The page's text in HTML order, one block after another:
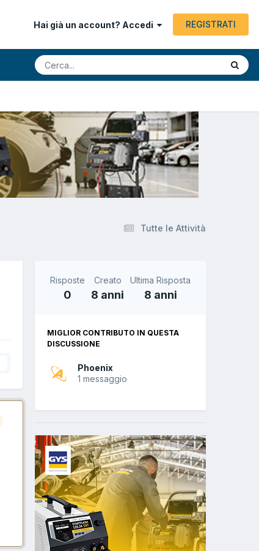
Hai già un account? Accedi REGISTRATI
Tutte le Attività
Risposte
0
Creato
8 anni
Ultima Risposta
8 anni
MIGLIOR CONTRIBUTO IN QUESTA
DISCUSSIONE
Phoenix
1 messaggio